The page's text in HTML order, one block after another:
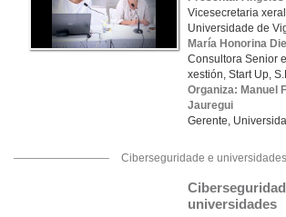
Vicesecretaria
Universidade de
María Honorina
Consultora Senior
xestión, Start Up,
Organiza: Manuel
Jauregui
Gerente,
Ciberseguridade e universidades
universidades